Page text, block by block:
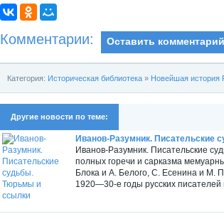
Комментарии: Оставить комментарий
Категория: Историческая библиотека » Новейшая история
Другие новости по теме:
Иванов-Разумник. Писательские
Иванов-Разумник. Писательские
полных горечи и сарказма
Блока и А. Белого, С. Есенина и М.
1920—30-е годы русских писателей